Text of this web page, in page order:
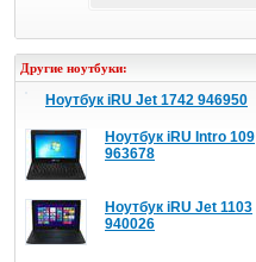
Другие ноутбуки:
Ноутбук iRU Jet 1742 946950
Ноутбук iRU Intro 109
963678
Ноутбук iRU Jet 1103
940026